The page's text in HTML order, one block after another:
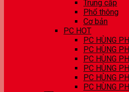
Trung cấp
Phổ thông
Cơ bản
PC HOT
PC HÙNG
PC HÙNG
PC HÙNG
PC HÙNG
PC HÙNG
PC HÙNG